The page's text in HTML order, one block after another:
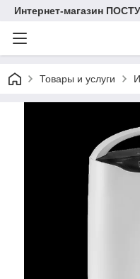
Интернет-магазин
Товары и услуги